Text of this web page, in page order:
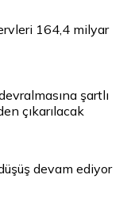
164,4 milyar
şartlı
çıkarılacak
devam ediyor